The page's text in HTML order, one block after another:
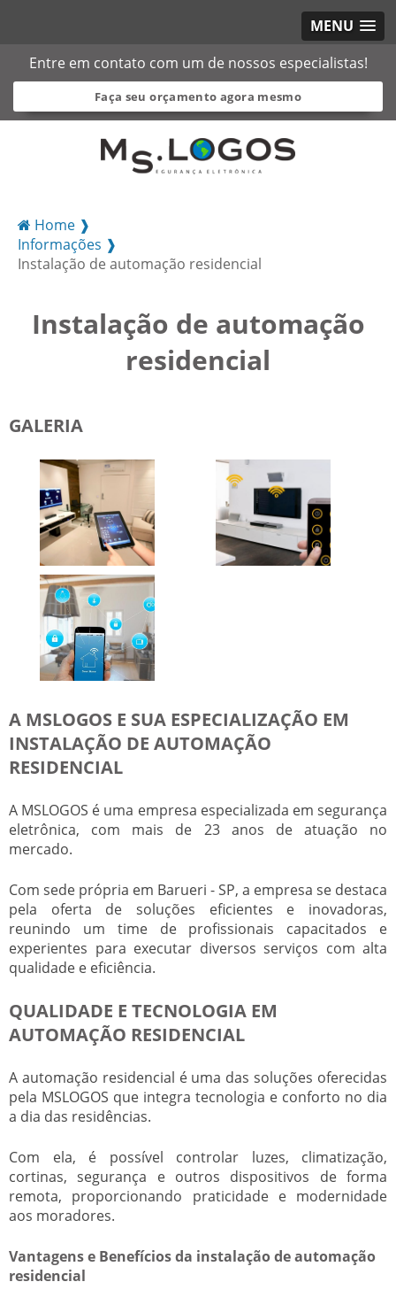
MENU
Entre em contato com um de nossos especialistas!
Faça seu orçamento agora mesmo
Home ❱
Informações ❱
Instalação de automação residencial
Instalação de automação
residencial
GALERIA
A MSLOGOS E SUA ESPECIALIZAÇÃO EM
INSTALAÇÃO DE AUTOMAÇÃO
RESIDENCIAL
A MSLOGOS é uma empresa especializada em segurança
eletrônica, com mais de 23 anos de atuação no
mercado.
Com sede própria em Barueri - SP, a empresa se destaca
pela oferta de soluções eficientes e inovadoras,
reunindo um time de profissionais capacitados e
experientes para executar diversos serviços com alta
qualidade e eficiência.
QUALIDADE E TECNOLOGIA EM
AUTOMAÇÃO RESIDENCIAL
A automação residencial é uma das soluções oferecidas
pela MSLOGOS que integra tecnologia e conforto no dia
a dia das residências.
Com ela, é possível controlar luzes, climatização,
cortinas, segurança e outros dispositivos de forma
remota, proporcionando praticidade e modernidade
aos moradores.
Vantagens e Benefícios da instalação de automação
residencial